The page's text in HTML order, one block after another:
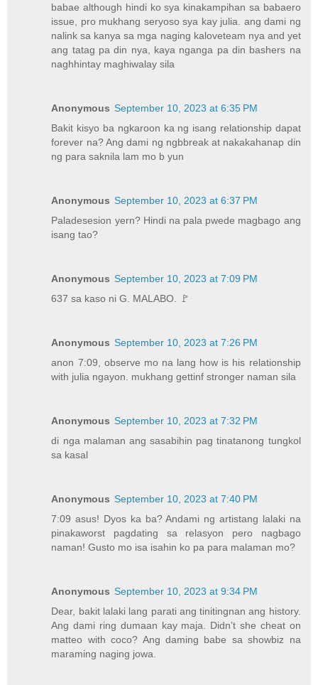
babae although hindi ko sya kinakampihan sa babaero
issue, pro mukhang seryoso sya kay julia. ang dami ng
nalink sa kanya sa mga naging kaloveteam nya and yet
ang tatag pa din nya, kaya nganga pa din bashers na
naghhintay maghiwalay sila
Anonymous September 10, 2023 at 6:35 PM
Bakit kisyo ba ngkaroon ka ng isang relationship dapat
forever na? Ang dami ng ngbbreak at nakakahanap din
ng para saknila lam mo b yun
Anonymous September 10, 2023 at 6:37 PM
Paladesesion yern? Hindi na pala pwede magbago ang
isang tao?
Anonymous September 10, 2023 at 7:09 PM
637 sa kaso ni G. MALABO. 🚩
Anonymous September 10, 2023 at 7:26 PM
anon 7:09, observe mo na lang how is his relationship
with julia ngayon. mukhang gettinf stronger naman sila
Anonymous September 10, 2023 at 7:32 PM
di nga malaman ang sasabihin pag tinatanong tungkol
sa kasal
Anonymous September 10, 2023 at 7:40 PM
7:09 asus! Dyos ka ba? Andami ng artistang lalaki na
pinakaworst pagdating sa relasyon pero nagbago
naman! Gusto mo isa isahin ko pa para malaman mo?
Anonymous September 10, 2023 at 9:34 PM
Dear, bakit lalaki lang parati ang tinitingnan ang history.
Ang dami ring dumaan kay maja. Didn’t she cheat on
matteo with coco? Ang daming babe sa showbiz na
maraming naging jowa.